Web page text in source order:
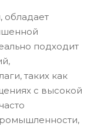
подходит
таких как
с высокой